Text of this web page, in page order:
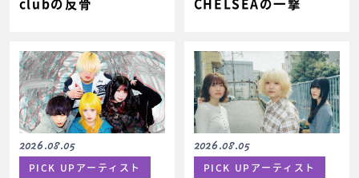
clubの反骨 CHELSEAの一撃
2026.08.05
PICK UPアーティスト
2026.08.05
PICK UPアーティスト